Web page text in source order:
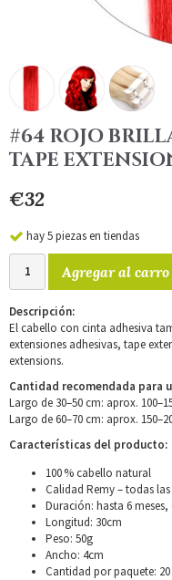
#64 ROJO
TAPE
€32
hay 5 piezas en tiendas
Agregar al carro
Descripción:
El cabello con cinta adhesiva
extensiones adhesivas, tape
extensions.
Cantidad recomendada para
Largo de 30–50 cm: aprox.
Largo de 60–70 cm: aprox.
Características del producto:
100 % cabello natural
Calidad Remy – todas
Duración: hasta 6
Longitud: 30cm
Peso: 50g
Ancho: 4cm
Cantidad por paquete: